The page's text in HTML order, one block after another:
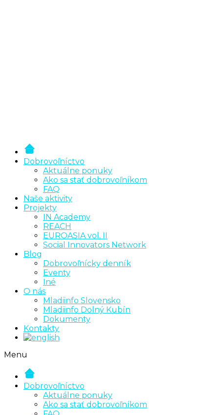
Dobrovoľníctvo
Aktuálne ponuky
Ako sa stať dobrovoľníkom
FAQ
Naše aktivity
Projekty
IN Academy
REACH
EUROASIA vol. II
Social Innovators Network
Blog
Dobrovoľnícky denník
Eventy
Iné
O nás
Mladiinfo Slovensko
Mladiinfo Dolný Kubín
Dokumenty
Kontakty
Menu
Dobrovoľníctvo
Aktuálne ponuky
Ako sa stať dobrovoľníkom